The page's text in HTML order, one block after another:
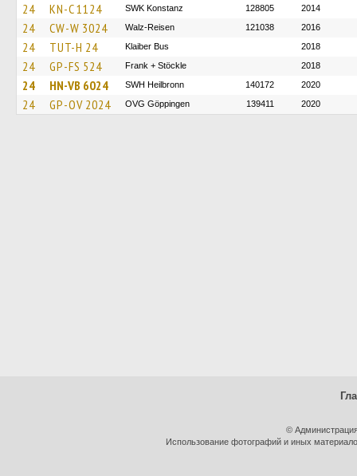
24 KN-C 1124 SWK Konstanz 128805 2014
24 CW-W 3024 Walz-Reisen 121038 2016
24 TUT-H 24 Klaiber Bus 2018
24 GP-FS 524 Frank + Stöckle 2018
24 HN-VB 6024 SWH Heilbronn 140172 2020
24 GP-OV 2024 OVG Göppingen 139411 2020
©
Использование фотографий и иных